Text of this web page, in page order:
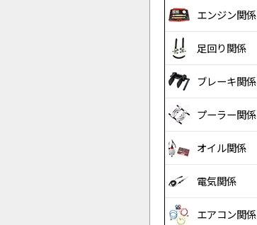
エンジン関係
足回り関係
ブレーキ関係
プーラー関係
オイル関係
電気関係
エアコン関係